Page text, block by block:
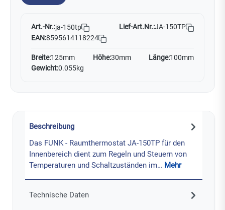
Art.-Nr.:ja-150tp Lief-Art.Nr.:JA-150TP
EAN:8595614118224
Breite:125mm Höhe:30mm Länge:100mm
Gewicht:0.055kg
Beschreibung
Das FUNK - Raumthermostat JA-150TP für den
Innenbereich dient zum Regeln und Steuern von
Temperaturen und Schaltzuständen im… Mehr
Technische Daten